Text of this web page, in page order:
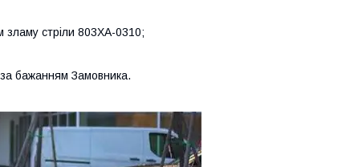
стріли 803XA-0310;
за бажанням Замовника.